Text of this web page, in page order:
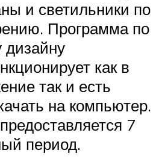
и светильники по
Программа по
как в
так и есть
на компьютер.
7
период.